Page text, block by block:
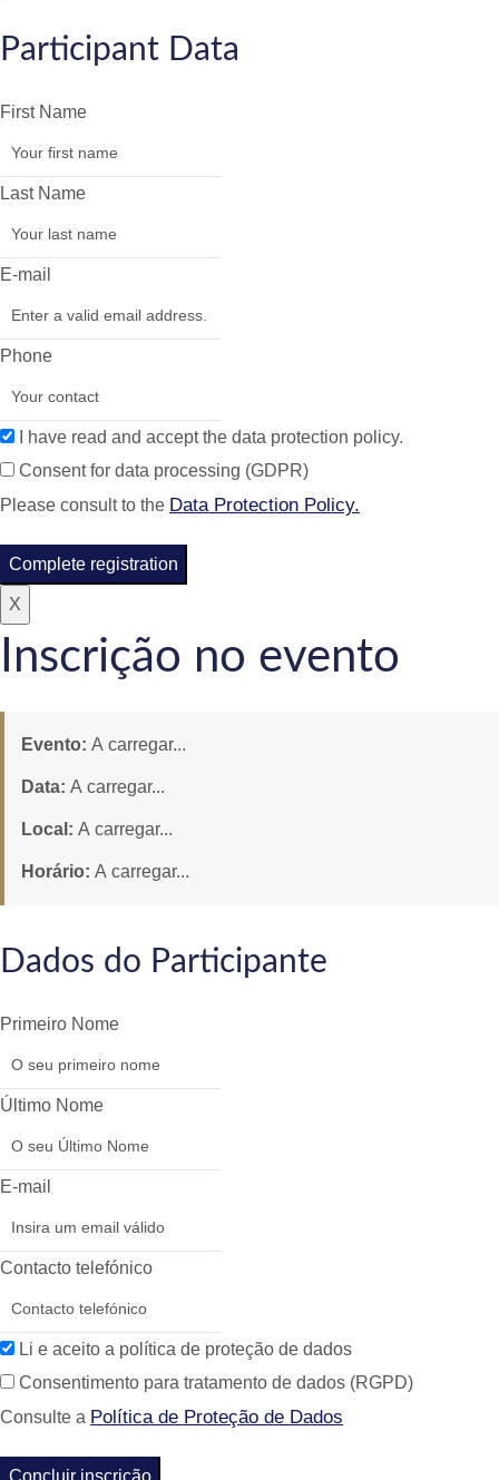
Participant Data
First Name
Last Name
E-mail
Phone
I have read and accept the data protection policy.
Consent for data processing (GDPR)
Please consult to the Data Protection Policy.
Complete registration
X
Inscrição no evento
Evento: A carregar...
Data: A carregar...
Local: A carregar...
Horário: A carregar...
Dados do Participante
Primeiro Nome
Último Nome
E-mail
Contacto telefónico
Li e aceito a política de proteção de dados
Consentimento para tratamento de dados (RGPD)
Consulte a Política de Proteção de Dados
Concluir inscrição